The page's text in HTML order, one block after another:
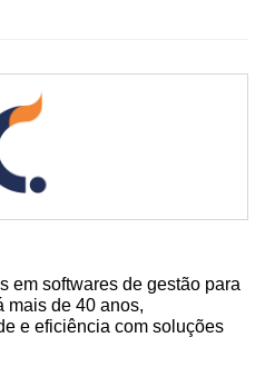
em softwares de gestão para
mais de 40 anos,
e eficiência com soluções